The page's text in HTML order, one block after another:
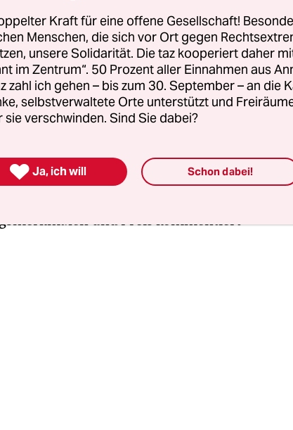
Polizisten. Ich fragte, was los
Oh, dachte ich, vor drei
und Pannen– und nun gibt es
auf dem Rückweg den Vorplatz
Zweitwahlgangskanzler trat
Minuten stand ich und
und Preis kommentiert
Kraft für eine offene Gesellschaft!
Menschen, die sich vor Ort gegen
unsere Solidarität. Die taz kooperiert daher
im Zentrum“. 50 Prozent aller Einnahmen aus
zahl ich gehen – bis zum 30. September – an die
selbstverwaltete Orte unterstützt und
sie verschwinden. Sind Sie dabei?
 Ja, ich will Schon dabei!